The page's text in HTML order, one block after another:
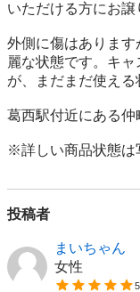
いただける方にお譲
外側に傷はありま
麗な状態です。キ
が、まだまだ使える
葛西駅付近にある仲
※詳しい商品状態は
投稿者
まいちゃん
女性